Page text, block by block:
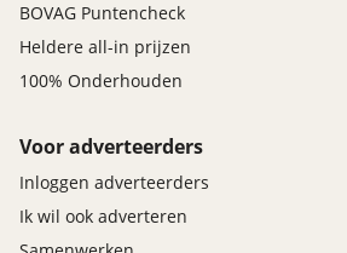
BOVAG Puntencheck
Heldere all-in prijzen
100% Onderhouden
Voor adverteerders
Inloggen adverteerders
Ik wil ook adverteren